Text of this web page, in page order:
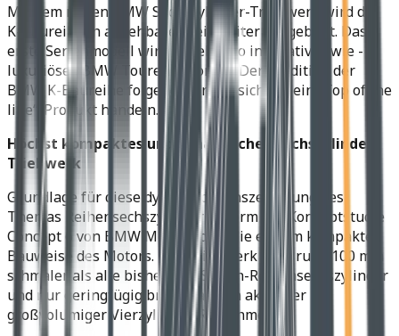
Mit dem neuen BMW Sechszylinder-Triebwerk wird die
K-Baureihe in abseh­barer Zeit weiter ausgebaut. Das
erste Serienmodell wird ein ebenso innovatives wie ­
luxuriöses BMW Tourenmotorrad. Der Tradition der
BMW K-Baureihe folgend, wird es sich um ein „Top of the
line“-Produkt handeln.
Höchst kompaktes und dynamisches Sechszylinder-
Triebwerk
Grundlage für diese dynamische Inszenierung des
Themas Reihensechs­zylinder in Form der Konzeptstudie
Concept 6 von BMW Motorrad ist die extrem kompakte
Bauweise des Motors. Das Triebwerk baut rund 100 mm
schmaler als alle bisherigen Serien-Reihensechszylinder
und nur geringfügig breiter als ein aktueller
großvolumiger Vierzylinder-Reihenmotor.